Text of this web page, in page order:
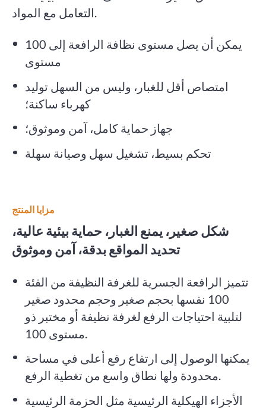
التعامل مع المواد.
يمكن أن يصل مستوى نظافة الرافعة إلى 100
مستوى
امتصاص أقل للغبار، وليس من السهل توليد
كهرباء ساكنة؛
جهاز حماية كامل، آمن وموثوق؛
تحكم بسيط، تشغيل سهل وصيانة سهلة
مزايا المنتج
شكل صغير، يمنع الغبار، حماية بيئية عالية،
تحديد المواقع بدقة، آمن وموثوق
تتميز الرافعة الجسرية للغرفة النظيفة من الفئة
100 نفسها بحجم صغير وحجم محدود صغير
لتلبية احتياجات الرفع لغرفة نظيفة أو مختبر ذو
مستوى 100.
يمكنها الوصول إلى ارتفاع رفع أعلى في مساحة
محدودة ولها نطاق واسع من تغطية الرفع.
الأجزاء الهيكلية الرئيسية مثل الحزمة الرئيسية